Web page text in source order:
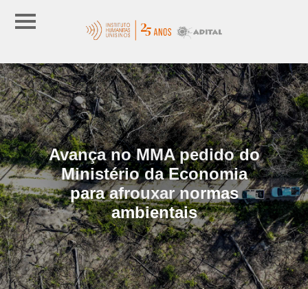
Avança no MMA pedido do
Ministério da Economia
para afrouxar normas
ambientais